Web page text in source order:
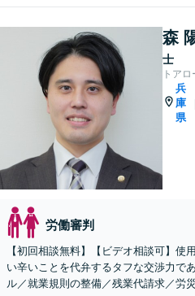
森
士
トア
兵
庫
県
労働審判
【初回相談無料】【ビデオ相談可】使
い辛いことを代弁するタフな交渉力で
ル／就業規則の整備／残業代請求／労